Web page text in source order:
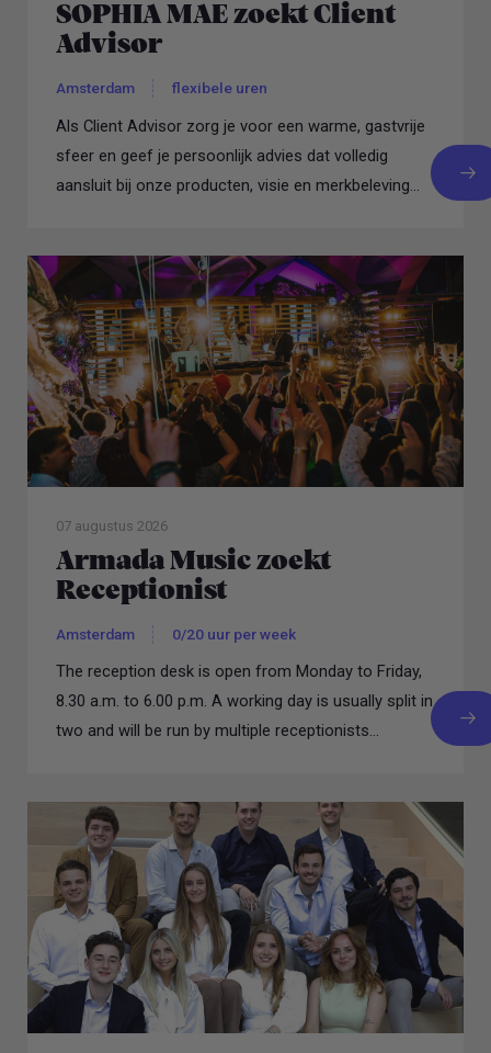
SOPHIA MAE zoekt Client
Advisor
Amsterdam flexibele uren
Als Client Advisor zorg je voor een warme, gastvrije
sfeer en geef je persoonlijk advies dat volledig
aansluit bij onze producten, visie en merkbeleving...
07 augustus 2026
Armada Music zoekt
Receptionist
Amsterdam 0/20 uur per week
The reception desk is open from Monday to Friday,
8.30 a.m. to 6.00 p.m. A working day is usually split in
two and will be run by multiple receptionists...